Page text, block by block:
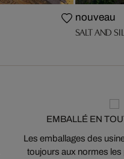
nouveau
SALT AND
EMBALLÉ EN
Les emballages des
toujours aux normes